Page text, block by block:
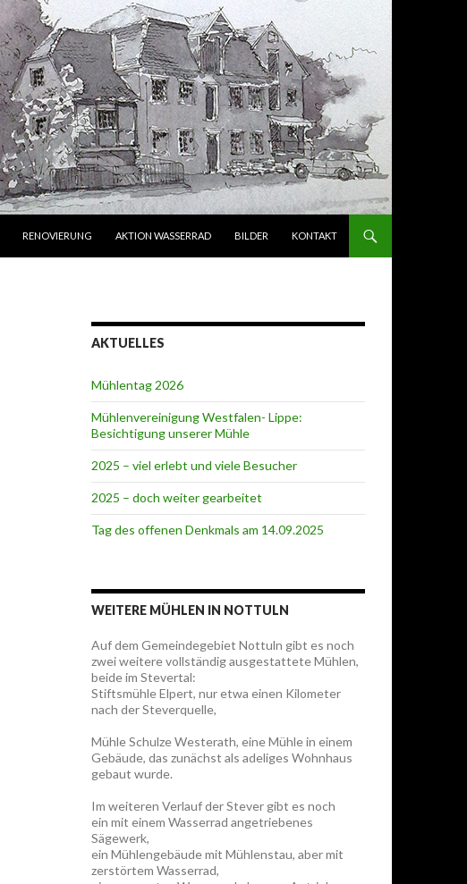
RENOVIERUNG AKTION WASSERRAD BILDER KONTAKT
AKTUELLES
Mühlentag 2026
Mühlenvereinigung Westfalen- Lippe:
Besichtigung unserer Mühle
2025 – viel erlebt und viele Besucher
2025 – doch weiter gearbeitet
Tag des offenen Denkmals am 14.09.2025
WEITERE MÜHLEN IN NOTTULN
Auf dem Gemeindegebiet Nottuln gibt es noch
zwei weitere vollständig ausgestattete Mühlen,
beide im Stevertal:
Stiftsmühle Elpert, nur etwa einen Kilometer
nach der Steverquelle,
Mühle Schulze Westerath, eine Mühle in einem
Gebäude, das zunächst als adeliges Wohnhaus
gebaut wurde.
Im weiteren Verlauf der Stever gibt es noch
ein mit einem Wasserrad angetriebenes
Sägewerk,
ein Mühlengebäude mit Mühlenstau, aber mit
zerstörtem Wasserrad,